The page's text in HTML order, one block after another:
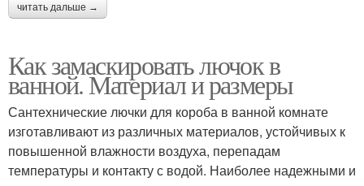
читать дальше →
Как замаскировать лючок в
ванной. Материал и размеры
Сантехнические лючки для короба в ванной комнате
изготавливают из различных материалов, устойчивых к
повышенной влажности воздуха, перепадам
температуры и контакту с водой. Наиболее надежными и